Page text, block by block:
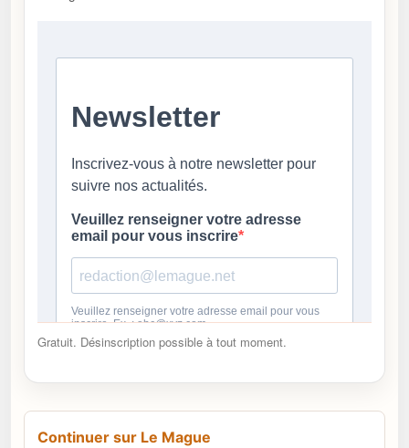
Gratuit. Désinscription possible à tout moment.
Continuer sur Le Mague